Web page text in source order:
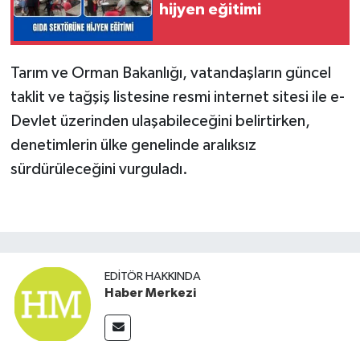
hijyen eğitimi
Tarım ve Orman Bakanlığı, vatandaşların güncel
taklit ve tağşiş listesine resmi internet sitesi ile e-
Devlet üzerinden ulaşabileceğini belirtirken,
denetimlerin ülke genelinde aralıksız
sürdürüleceğini vurguladı.
EDITÖR HAKKINDA
Haber Merkezi